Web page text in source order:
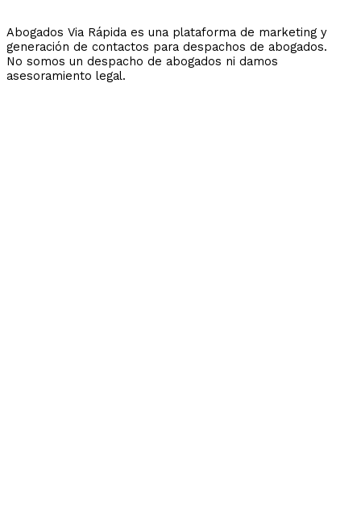
Abogados Via Rápida es una plataforma de marketing y
generación de contactos para despachos de abogados.
No somos un despacho de abogados ni damos
asesoramiento legal.